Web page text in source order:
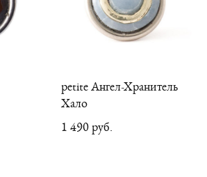
petite Ангел-Хранитель
Хало
1 490 pуб.